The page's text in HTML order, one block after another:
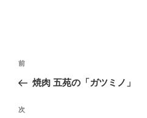
投
ナ
ビ
前
の
稿
前
焼肉 五苑の「ガツミノ」
次
次